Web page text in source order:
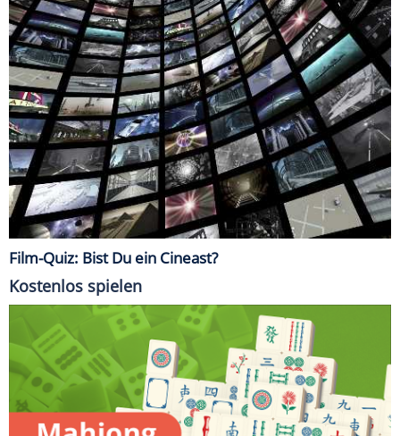
Film-Quiz: Bist Du ein Cineast?
Kostenlos spielen